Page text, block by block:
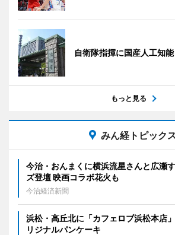
自衛隊指揮に国産人工知能
もっと見る
みん経トピック
今治・おんまくに横浜流星さんと広瀬
ズ登壇 映画コラボ花火も
今治経済新聞
浜松・高丘北に「カフェロブ浜松本店
リジナルパンケーキ